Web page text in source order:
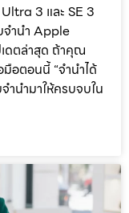
3 และ SE 3
ำนำ Apple
ดตล่าสุด ถ้าคุณ
อตอนนี้ “จำนำได้
ำนำมาให้ครบจบใน